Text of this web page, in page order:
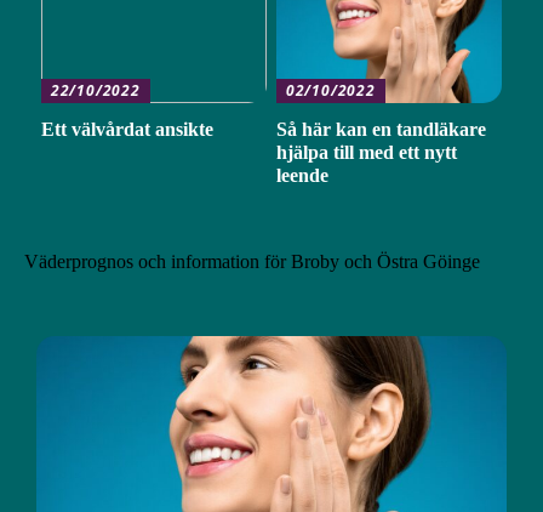
22/10/2022
Ett välvårdat ansikte
02/10/2022
Så här kan en tandläkare
hjälpa till med ett nytt
leende
Väderprognos och information för Broby och Östra Göinge